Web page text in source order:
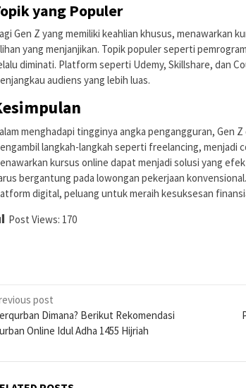
yang Populer
Gen Z yang memiliki keahlian khusus, menawarkan
yang menjanjikan. Topik populer seperti
diminati. Platform seperti Udemy, Skillshare, dan
audiens yang lebih luas.
menghadapi tingginya angka pengangguran, Gen
langkah-langkah seperti freelancing,
kursus online dapat menjadi solusi yang
bergantung pada lowongan pekerjaan
digital, peluang untuk meraih kesuksesan
Post Views: 170
post
Dimana? Berikut Rekomendasi
Online Idul Adha 1455 Hijriah